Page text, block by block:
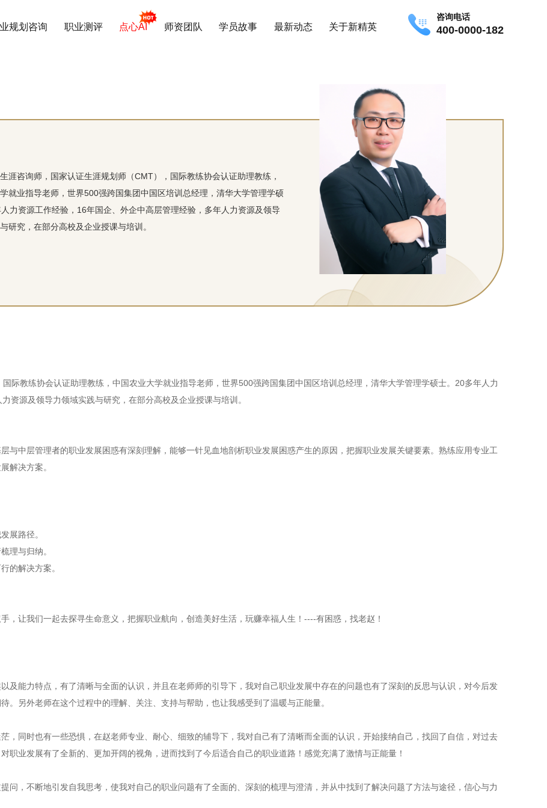
规划咨询 职业测评 点心AI 师资团队 学员故事 最新动态 关于新精英
咨询电话
400-0000-182
涯咨询师，国家认证生涯规划师（CMT），国际教练协会认证助理教练，
就业指导老师，世界500强跨国集团中国区培训总经理，清华大学管理学硕
力资源工作经验，16年国企、外企中高层管理经验，多年人力资源及领导
研究，在部分高校及企业授课与培训。
际教练协会认证助理教练，中国农业大学就业指导老师，世界500强跨国集团中国区培训总经理，清华大学管理学硕士。20多年人力
资源及领导力领域实践与研究，在部分高校及企业授课与培训。
与中层管理者的职业发展困惑有深刻理解，能够一针见血地剖析职业发展困惑产生的原因，把握职业发展关键要素。熟练应用专业工
解决方案。
展路径。
理与归纳。
的解决方案。
，让我们一起去探寻生命意义，把握职业航向，创造美好生活，玩赚幸福人生！----有困惑，找老赵！
及能力特点，有了清晰与全面的认识，并且在老师师的引导下，我对自己职业发展中存在的问题也有了深刻的反思与认识，对今后发
。另外老师在这个过程中的理解、关注、支持与帮助，也让我感受到了温暖与正能量。
，同时也有一些恐惧，在赵老师专业、耐心、细致的辅导下，我对自己有了清晰而全面的认识，开始接纳自己，找回了自信，对过去
职业发展有了全新的、更加开阔的视角，进而找到了今后适合自己的职业道路！感觉充满了激情与正能量！
问，不断地引发自我思考，使我对自己的职业问题有了全面的、深刻的梳理与澄清，并从中找到了解决问题了方法与途径，信心与力